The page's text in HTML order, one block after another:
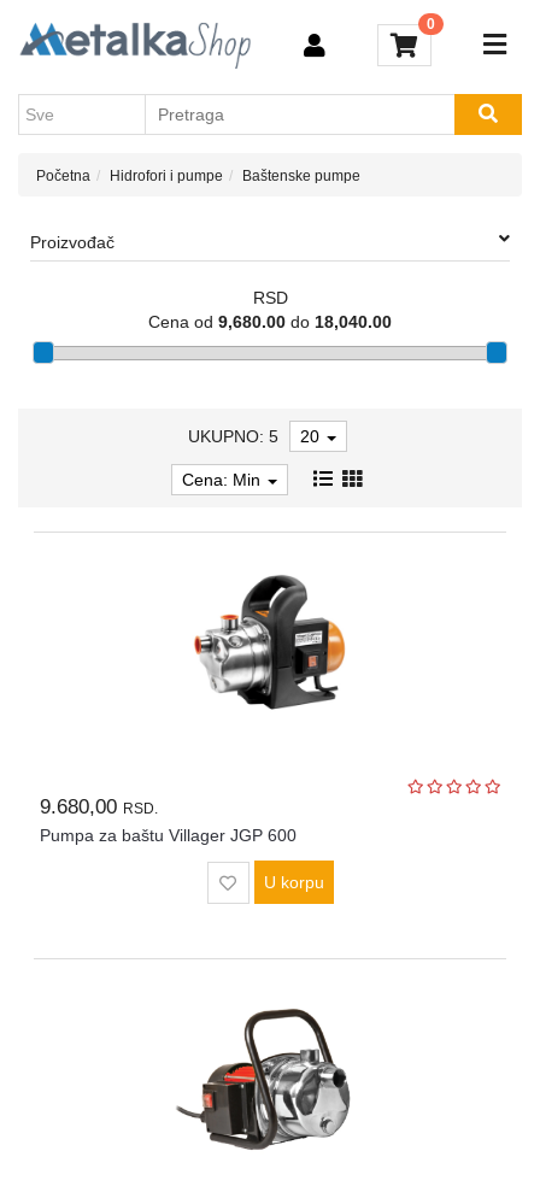
0
Kategorije
za
varenje
Akumulatorski
Električni
alati
Usisivači
Police
Akcija
Brendovi
Kontakt
Početna Hidrofori i pumpe Baštenske pumpe
Proizvođač
RSD
Cena od 9,680.00 do 18,040.00
UKUPNO: 5 20
Cena: Min
9.680,00 RSD.
Pumpa za baštu Villager JGP 600
U korpu